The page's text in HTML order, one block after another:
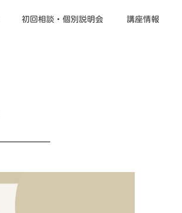
初回相談・個別説明会 講座情報